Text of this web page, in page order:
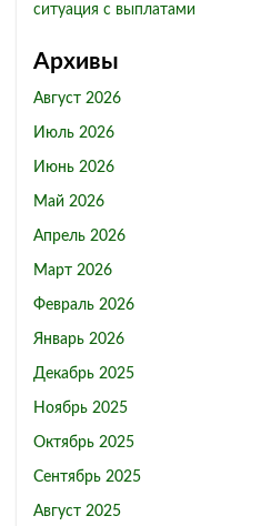
ситуация с выплатами
Архивы
Август 2026
Июль 2026
Июнь 2026
Май 2026
Апрель 2026
Март 2026
Февраль 2026
Январь 2026
Декабрь 2025
Ноябрь 2025
Октябрь 2025
Сентябрь 2025
Август 2025